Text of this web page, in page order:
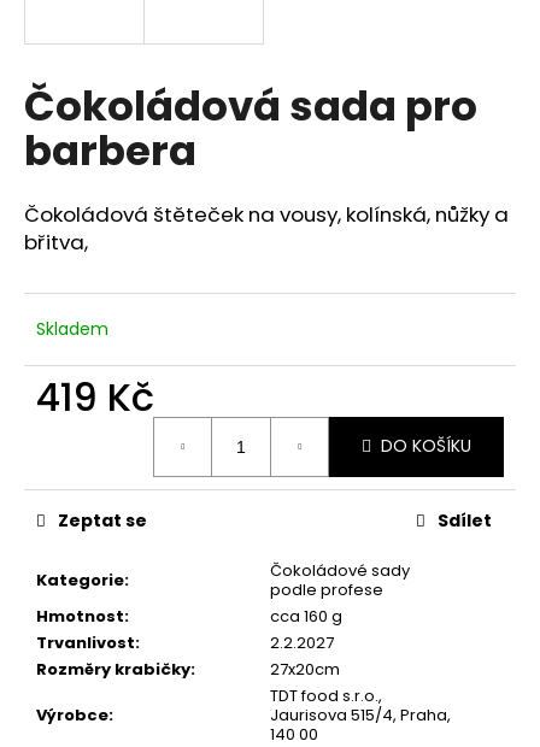
Čokoládová sada pro
barbera
Čokoládová štěteček na vousy, kolínská, nůžky a
břitva,
Skladem
419 Kč
DO KOŠÍKU
Kategorie:
Čokoládové sady
podle profese
Hmotnost:
cca 160 g
Trvanlivost:
2.2.2027
Rozměry krabičky:
27x20cm
Výrobce:
TDT food s.r.o.,
Jaurisova 515/4, Praha,
140 00
Zeptat se Sdílet
í
t
?
o
r
u
u
e
m
e